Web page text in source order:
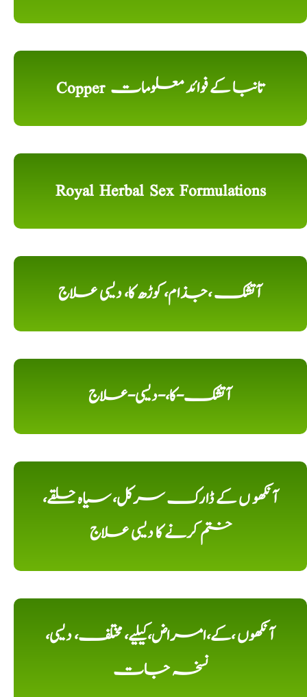
Copper تانبا کے فوائد معلومات
Royal Herbal Sex Formulations
آتشک ،جذام، کوڑھ کا، دیسی علاج
آتشک-کا،-دیسی-علاج
آنکھو ں کے ڈارک سرکل، سیاہ حلقے،
ختم کرنے کا دیسی علاج
آنکھوں ،کے،امراض،کیلیے، مختلف، دیسی،
نسخہ جات